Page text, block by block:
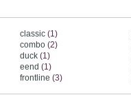
classic (1)
combo (2)
duck (1)
eend (1)
frontline (3)